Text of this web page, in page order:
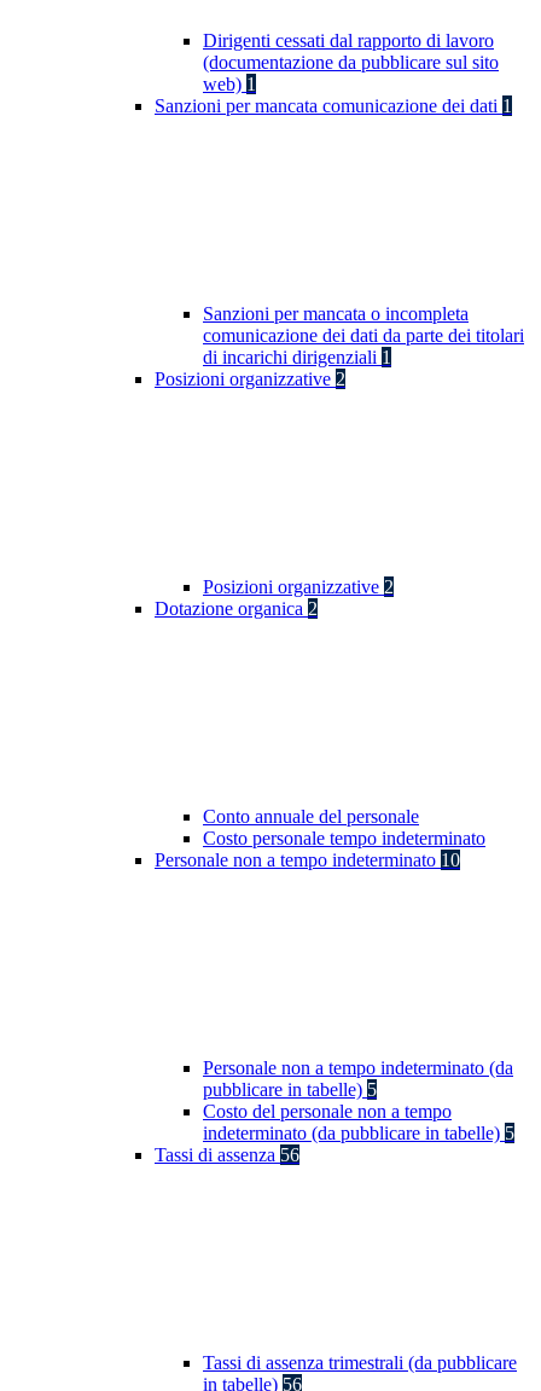
Dirigenti cessati dal rapporto di lavoro
(documentazione da pubblicare sul sito
web) 1
Sanzioni per mancata comunicazione dei dati 1
Sanzioni per mancata o incompleta
comunicazione dei dati da parte dei titolari
di incarichi dirigenziali 1
Posizioni organizzative 2
Posizioni organizzative 2
Dotazione organica 2
Conto annuale del personale
Costo personale tempo indeterminato
Personale non a tempo indeterminato 10
Personale non a tempo indeterminato (da
pubblicare in tabelle) 5
Costo del personale non a tempo
indeterminato (da pubblicare in tabelle) 5
Tassi di assenza 56
Tassi di assenza trimestrali (da pubblicare
in tabelle) 56